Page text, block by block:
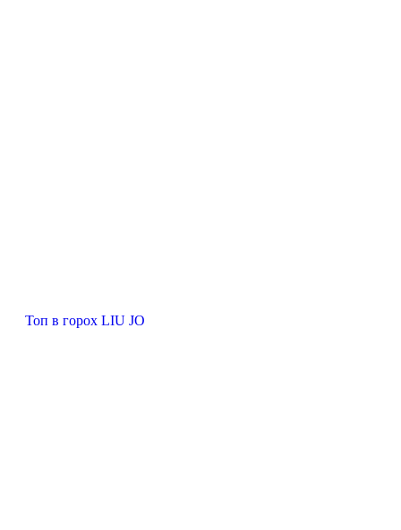
Топ в горох LIU JO